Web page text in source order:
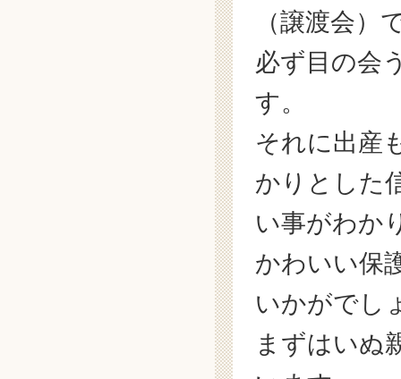
（譲渡会）
必ず目の会
す。
それに出産
かりとした
い事がわか
かわいい保
いかがでし
まずはいぬ